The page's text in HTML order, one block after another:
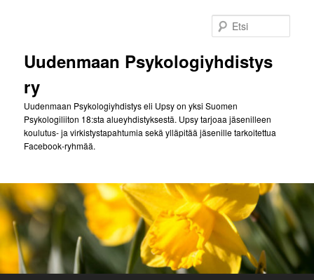
Uudenmaan Psykologiyhdistys
ry
Uudenmaan Psykologiyhdistys eli Upsy on yksi Suomen
Psykologiliiton 18:sta alueyhdistyksestä. Upsy tarjoaa jäsenilleen
koulutus- ja virkistystapahtumia sekä ylläpitää jäsenille tarkoitettua
Facebook-ryhmää.